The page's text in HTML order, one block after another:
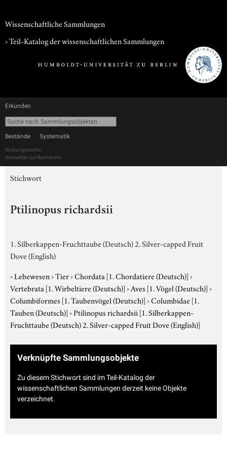
Wissenschaftliche Sammlungen
› Teil-Katalog der wissenschaftlichen Sammlungen
Erkunden
Bestände Systematik
Nutzungsrechte
Anmelden zur Recherche
Stichwort
Ptilinopus richardsii
1. Silberkappen-Fruchttaube (Deutsch) 2. Silver-capped Fruit
Dove (English)
›Lebewesen›Tier›Chordata [1. Chordatiere (Deutsch)]›
Vertebrata [1. Wirbeltiere (Deutsch)]›Aves [1. Vögel (Deutsch)]›
Columbiformes [1. Taubenvögel (Deutsch)]›Columbidae [1.
Tauben (Deutsch)]›Ptilinopus richardsii [1. Silberkappen-
Fruchttaube (Deutsch) 2. Silver-capped Fruit Dove (English)]
Verknüpfte Sammlungsobjekte
Zu diesem Stichwort sind im Teil-Katalog der
wissenschaftlichen Sammlungen derzeit keine Objekte
verzeichnet.